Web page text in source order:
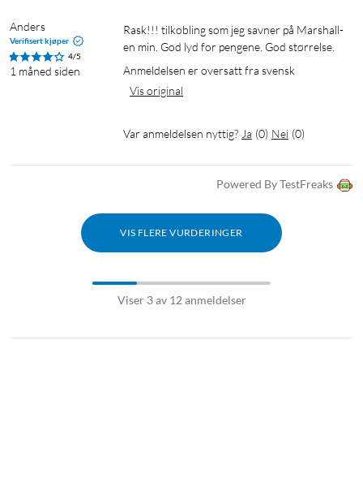
Anders
Verifisert kjøper
4/5
1 måned siden
Rask!!! tilkobling som jeg savner på Marshall-
en min. God lyd for pengene. God størrelse.
Anmeldelsen er oversatt fra svensk
Vis original
Var anmeldelsen nyttig? Ja (0) Nei (0)
Powered By TestFreaks
VIS FLERE VURDERINGER
Viser 3 av 12 anmeldelser